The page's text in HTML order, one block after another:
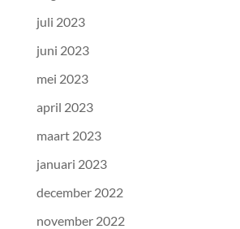
juli 2023
juni 2023
mei 2023
april 2023
maart 2023
januari 2023
december 2022
november 2022